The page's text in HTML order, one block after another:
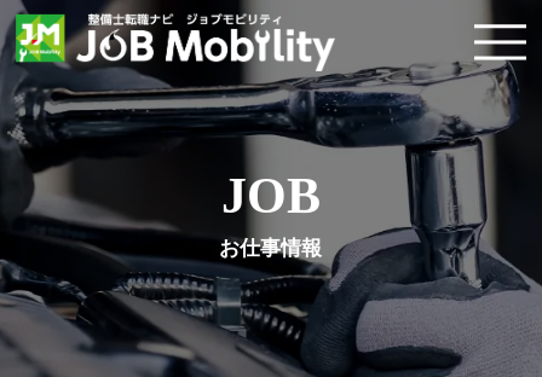
JOB
お仕事情報